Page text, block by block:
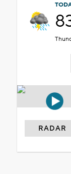
RADAR